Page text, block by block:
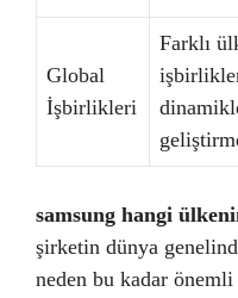
Global
İşbirlikleri
Farklı
samsung hangi
şirketin dünya
neden bu kadar